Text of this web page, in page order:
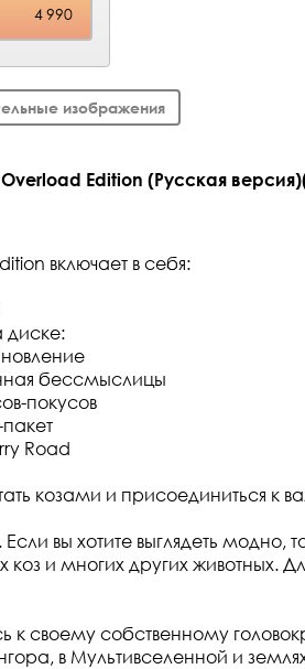
4 990
изображения
Edition (Русская
включает в себя:
диске:
бессмыслицы
покусов
Road
козами и присоединиться к
вы хотите выглядеть модно,
коз и многих других животных.
к своему собственному
в Мультивселенной и